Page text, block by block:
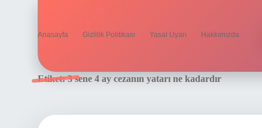
Anasayfa Gizlilik Politikası Yasal Uyarı Hakkımızda
Etiket:3 sene 4 ay cezanın yatarı ne kadardır